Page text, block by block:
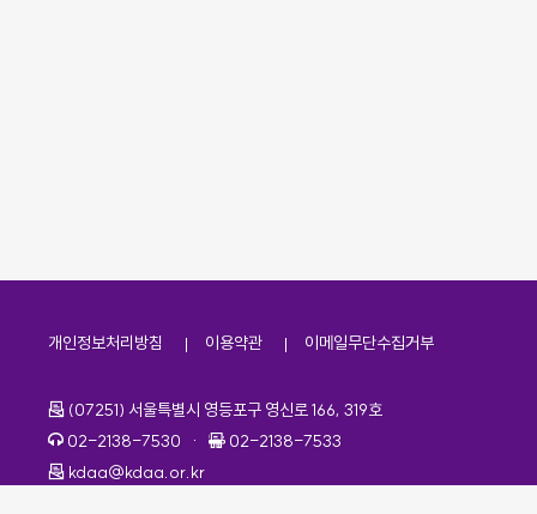
개인정보처리방침 이용약관 이메일무단수집거부
주소
(07251) 서울특별시 영등포구 영신로 166, 319호
전화번호
02-2138-7530 · 팩스번호
02-2138-7533
이메일
kdaa@kdaa.or.kr